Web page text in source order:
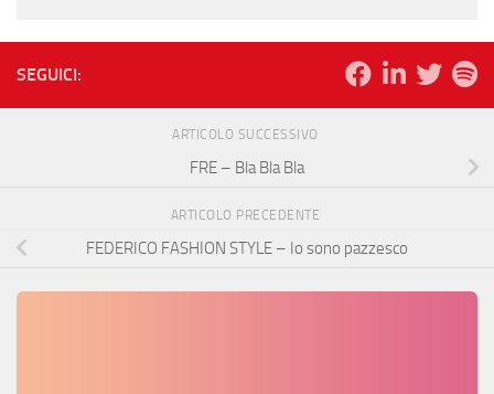
SEGUICI:
ARTICOLO SUCCESSIVO
FRE – Bla Bla Bla
ARTICOLO PRECEDENTE
FEDERICO FASHION STYLE – Io sono pazzesco